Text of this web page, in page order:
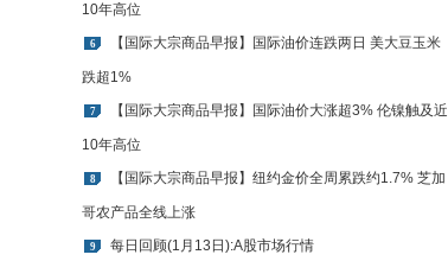
10年高位
6 【国际大宗商品早报】国际油价连跌两日 美大豆玉米
跌超1%
7 【国际大宗商品早报】国际油价大涨超3% 伦镍触及近
10年高位
8 【国际大宗商品早报】纽约金价全周累跌约1.7% 芝加
哥农产品全线上涨
9 每日回顾(1月13日):A股市场行情